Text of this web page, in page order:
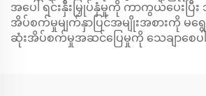
အပေါ် ရင်းနှီးမြှုပ်နှံမှုကို ကာကွယ်ပေးပြီ
အိပ်စက်မှုမျက်နှာပြင်အမျိုးအစားကို မရွ
ဆုံးအိပ်စက်မှုအဆင်ပြေမှုကို သေချာစေ